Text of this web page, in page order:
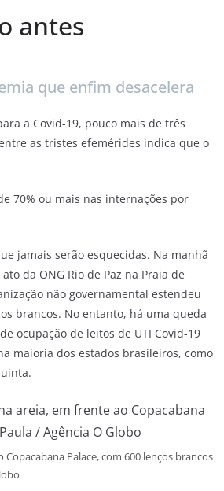
antes
que enfim desacelera
a Covid-19, pouco mais de três
as tristes efemérides indica que o
70% ou mais nas internações por
jamais serão esquecidas. Na manhã
da ONG Rio de Paz na Praia de
não governamental estendeu
brancos. No entanto, há uma queda
ocupação de leitos de UTI Covid-19
maioria dos estados brasileiros, como
Palace, com 600 lenços brancos